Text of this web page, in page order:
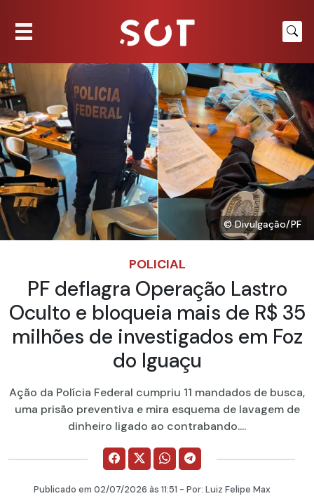
© Divulgação/PF
POLICIAL
PF deflagra Operação Lastro
Oculto e bloqueia mais de R$ 35
milhões de investigados em Foz
do Iguaçu
Ação da Polícia Federal cumpriu 11 mandados de busca,
uma prisão preventiva e mira esquema de lavagem de
dinheiro ligado ao contrabando....
Publicado em 02/07/2026 às 11:51 - Por: Luiz Felipe Max